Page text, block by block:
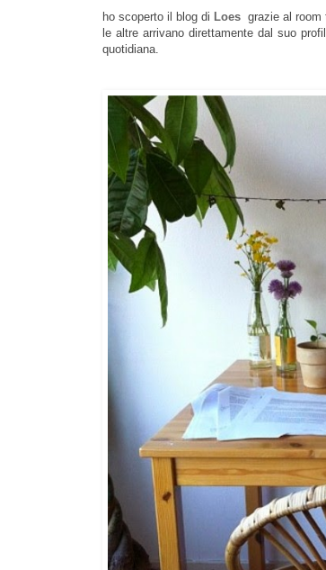
ho scoperto il blog di Loes grazie al room
le altre arrivano direttamente dal suo
quotidiana.